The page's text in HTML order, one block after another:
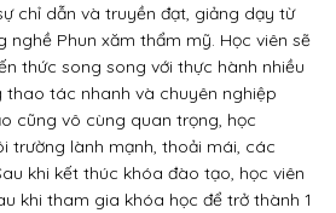
chỉ dẫn và truyền đạt, giảng dạy từ
nghề Phun xăm thẩm mỹ. Học viên sẽ
thức song song với thực hành nhiều
thao tác nhanh và chuyên nghiệp
cũng vô cùng quan trọng, học
trường lành mạnh, thoải mái, các
khi kết thúc khóa đào tạo, học viên
khi tham gia khóa học để trở thành 1